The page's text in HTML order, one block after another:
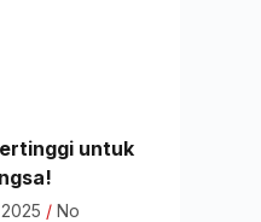
untuk
No